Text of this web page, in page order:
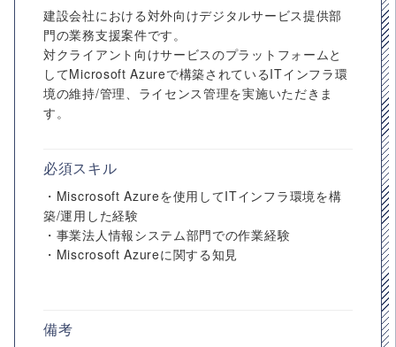
建設会社における対外向けデジタルサービス提供部
門の業務支援案件です。
対クライアント向けサービスのプラットフォームと
してMicrosoft Azureで構築されているITインフラ環
境の維持/管理、ライセンス管理を実施いただきま
す。
必須スキル
・Miscrosoft Azureを使用してITインフラ環境を構
築/運用した経験
・事業法人情報システム部門での作業経験
・Miscrosoft Azureに関する知見
備考